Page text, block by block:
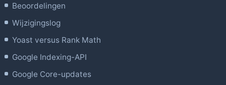
Beoordelingen
Wijzigingslog
Yoast versus Rank Math
Google Indexing-API
Google Core-updates